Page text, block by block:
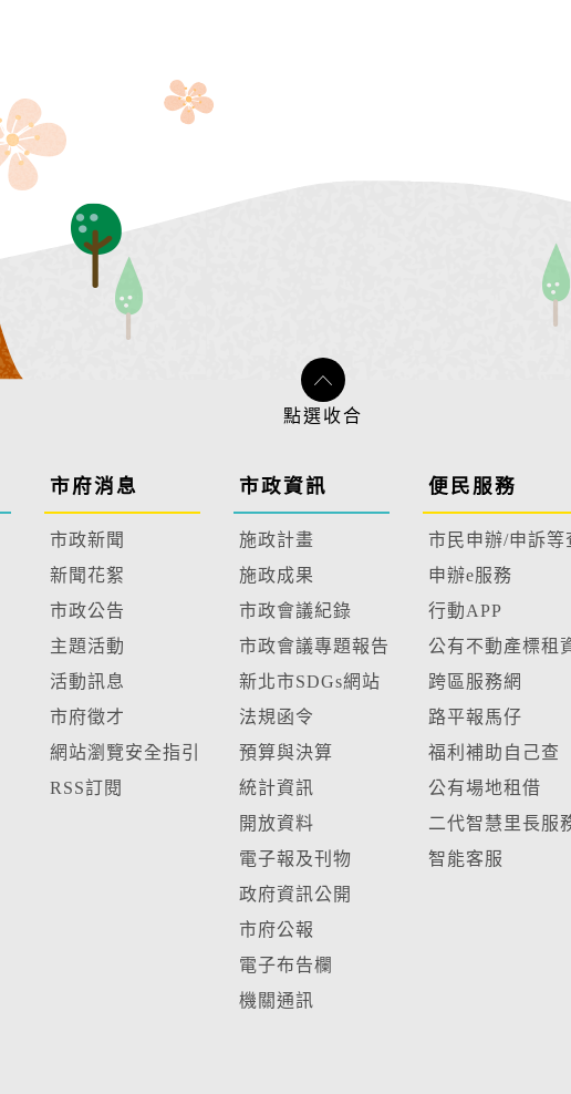
市府消息
市政新聞
新聞花絮
市政公告
主題活動
活動訊息
市府徵才
網站瀏覽安全指引
RSS訂閱
市政資訊
施政計畫
施政成果
市政會議紀錄
市政會議專題報告
新北市SDGs網站
法規函令
預算與決算
統計資訊
開放資料
電子報及刊物
政府資訊公開
市府公報
電子布告欄
機關通訊
便民服務
市民申辦/申訴等
申辦e服務
行動APP
公有不動產標租
跨區服務網
路平報馬仔
福利補助自己查
公有場地租借
二代智慧里長服
智能客服